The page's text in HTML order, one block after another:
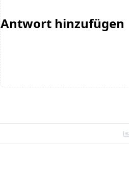
Antwort hinzufügen